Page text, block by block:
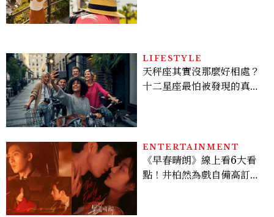
LIFESTYLE
天秤座其實沒那麼好相處？
十二星座最怕被發現的真實
ENTERTAINMENT
《早春晴朗》線上看6大看
點！井柏然為戲自備高訂，